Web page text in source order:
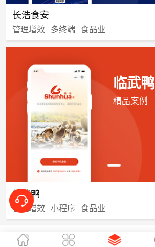
长浩食安
管理增效 | 多终端 | 食品业
临武鸭
精品案例
临武鸭
管理增效 | 小程序 | 食品业